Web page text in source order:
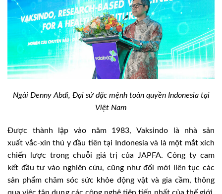
Ngài Denny Abdi, Đại sứ đặc mệnh toàn quyền Indonesia tại
Việt Nam
Được thành lập vào năm 1983, Vaksindo là nhà sản
xuất vắc-xin thú y đầu tiên tại Indonesia và là một mắt xích
chiến lược trong chuỗi giá trị của JAPFA. Công ty cam
kết đầu tư vào nghiên cứu, cũng như đổi mới liên tục các
sản phẩm chăm sóc sức khỏe động vật và gia cầm, thông
qua việc tận dụng các công nghệ tiên tiến nhất của thế giới,